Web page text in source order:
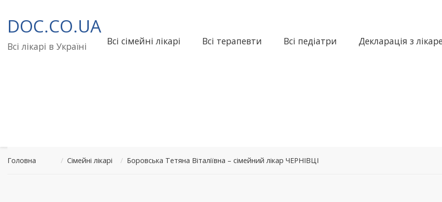
до
вмісту
DOC.CO.UA
Всі лікарі в Україні Всі сімейні лікарі Всі терапевти Всі педіатри Декларація з
Головна / Сімейні лікарі / Боровська Тетяна Віталіївна – сімейний лікар ЧЕРНІВЦІ